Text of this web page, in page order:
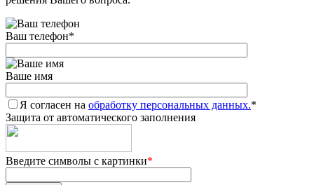
Ваш телефон*
Ваше имя
Я согласен на обработку персональных данных.*
Защита от автоматического заполнения
Введите символы с картинки*